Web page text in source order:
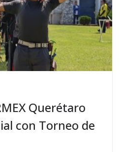
Querétaro
con Torneo de